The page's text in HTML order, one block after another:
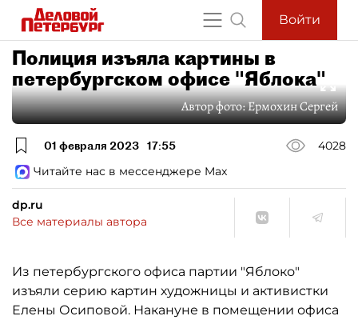
Войти
Полиция изъяла картины в
петербургском офисе "Яблока"
Автор фото:Ермохин Сергей
01 февраля 2023 17:55
4028
Читайте нас в мессенджере Max
dp.ru
Все материалы автора
Из петербургского офиса партии "Яблоко"
изъяли серию картин художницы и активистки
Елены Осиповой. Накануне в помещении офиса